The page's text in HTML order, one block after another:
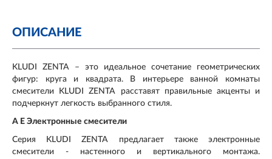
ОПИСАНИЕ
KLUDI ZENTA – это идеальное сочетание геометрических
фигур: круга и квадрата. В интерьере ванной комнаты
смесители KLUDI ZENTA расставят правильные акценты и
подчеркнут легкость выбранного стиля.
A E Электронные смесители
Серия KLUDI ZENTA предлагает также электронные
смесители - настенного и вертикального монтажа.